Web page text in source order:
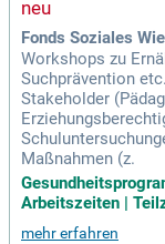
Fonds Soziales
Workshops zu
Suchprävention
Stakeholder
Maßnahmen (z.
Arbeitszeiten |
mehr erfahren